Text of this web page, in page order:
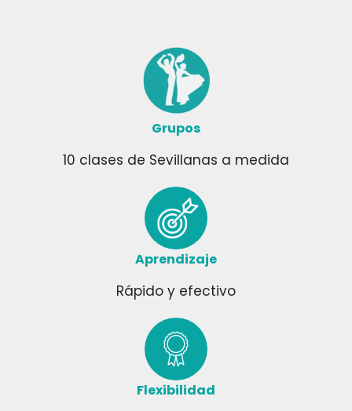
Grupos
10 clases de Sevillanas a medida
Aprendizaje
Rápido y efectivo
Flexibilidad